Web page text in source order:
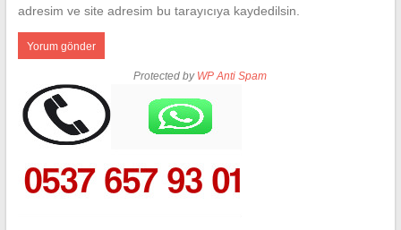
adresim ve site adresim bu tarayıcıya kaydedilsin.
Protected by WP Anti Spam